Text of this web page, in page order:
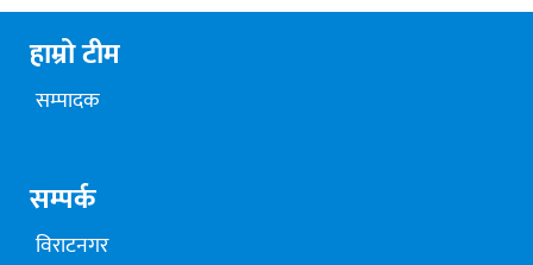
हाम्रो टीम
सम्पादक
सम्पर्क
विराटनगर